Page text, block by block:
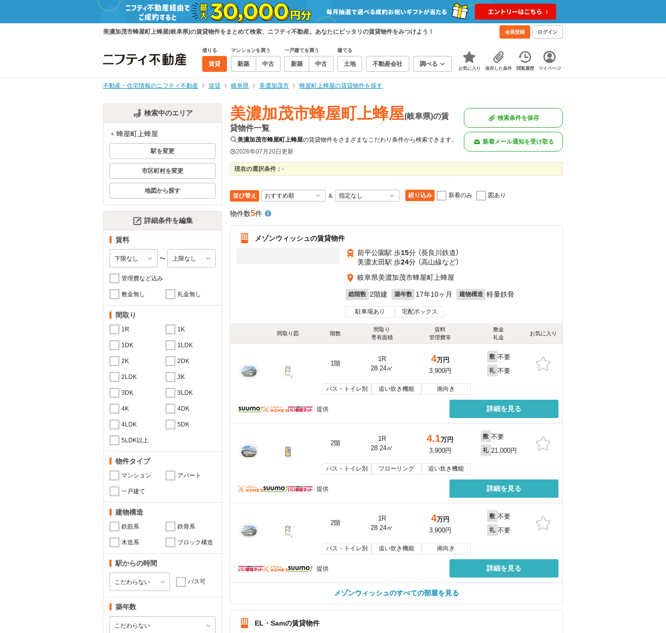
美濃加茂市蜂屋町上蜂屋(岐阜県)の賃貸物件をまとめて検索、ニフティ不動産。あなたにピッタリの賃貸物件をみつけよう！ 会員登録 ログイン
借りる
賃貸
マンションを買う
新築 中古
一戸建てを買う
新築 中古
建てる
土地 不動産会社 調べる
お気に入り 保存した条件 閲覧履歴 マイページ
不動産・住宅情報のニフティ不動産 賃貸 岐阜県 美濃加茂市 蜂屋町上蜂屋の賃貸物件を探す
検索中のエリア
蜂屋町上蜂屋
駅を変更
市区町村を変更
地図から探す
詳細条件を編集
賃料
〜
管理費など込み
敷金無し 礼金無し
間取り
1R 1K
1DK 1LDK
2K 2DK
2LDK 3K
3DK 3LDK
4K 4DK
4LDK 5DK
5LDK以上
物件タイプ
マンション アパート
一戸建て
建物構造
鉄筋系 鉄骨系
木造系 ブロック構造
駅からの時間
バス可
築年数
美濃加茂市蜂屋町上蜂屋(岐阜県)の賃
貸物件一覧
美濃加茂市蜂屋町上蜂屋の賃貸物件をさまざまなこだわり条件から検索できます。
2026年07月20日更新
検索条件を保存
新着メール通知を受け取る
現在の選択条件： -
並び替え ＆ 絞り込み 新着のみ 図あり
物件数5件
メゾンウィッシュの賃貸物件
前平公園駅 歩15分 （長良川鉄道）
美濃太田駅 歩24分 （高山線など）
岐阜県美濃加茂市蜂屋町上蜂屋
総階数 2階建 築年数 17年10ヶ月 建物構造 軽量鉄骨
駐車場あり 宅配ボックス
間取り図 階数
間取り
専有面積
賃料
管理費等
敷金
礼金
お気に入り
1階
1R
28.24㎡
4万円
3,900円
敷 不要
礼 不要
バス・トイレ別 追い炊き機能 南向き
提供 詳細を見る
2階
1R
28.24㎡
4.1万円
3,900円
敷 不要
礼 21,000円
バス・トイレ別 フローリング 追い炊き機能
提供 詳細を見る
2階
1R
28.24㎡
4万円
3,900円
敷 不要
礼 不要
バス・トイレ別 追い炊き機能 南向き
提供 詳細を見る
メゾンウィッシュのすべての部屋を見る
EL・Samの賃貸物件